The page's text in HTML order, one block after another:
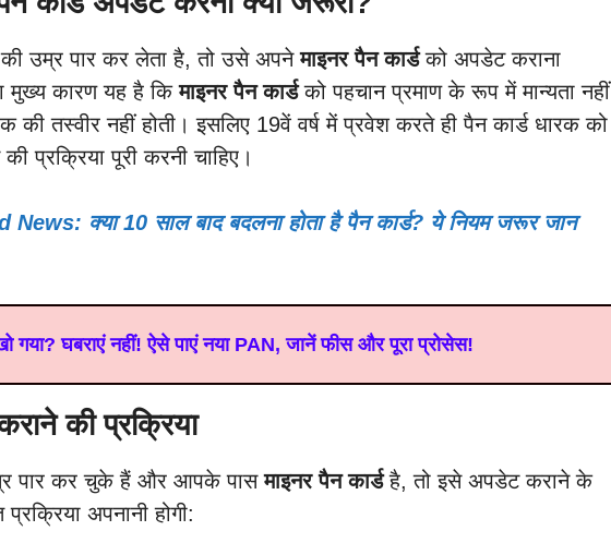
की उम्र पार कर लेता है, तो उसे अपनेमाइनर पैन कार्डको अपडेट कराना
मुख्य कारण यह है किमाइनर पैन कार्डको पहचान प्रमाण के रूप में मान्यता नहीं
की तस्वीर नहीं होती। इसलिए 19वें वर्ष में प्रवेश करते ही पैन कार्ड धारक को
प्रक्रिया पूरी करनी चाहिए।
News: क्या 10 साल बाद बदलना होता है पैन कार्ड? ये नियम जरूर जान
गया? घबराएं नहीं! ऐसे पाएं नया PAN, जानें फीस और पूरा प्रोसेस!
की प्रक्रिया
पार कर चुके हैं और आपके पासमाइनर पैन कार्डहै, तो इसे अपडेट कराने के
अपनानी होगी: